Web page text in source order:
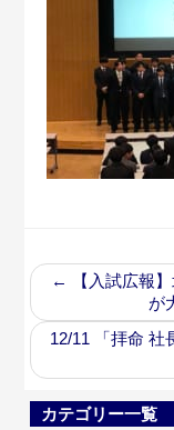
←
【入試広報
が
12/11 「拝命 社
カテゴリー一覧